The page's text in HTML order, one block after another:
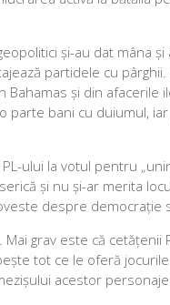
și-au dat mâna
partidele cu pârghii.
și din
parte bani cu duiumul,
ului la votul pentru
și nu și-ar merita
despre democrație
grav este că cetățenii
tot ce le oferă
acestor